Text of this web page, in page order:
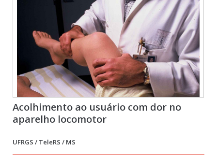
Acolhimento ao usuário com dor no
aparelho locomotor
UFRGS / TeleRS / MS